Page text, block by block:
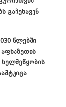
გაჩეხავენ
წლებში
ხელშეწყობის